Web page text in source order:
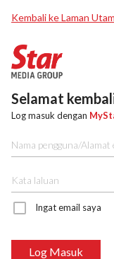
Kembali ke Laman
Selamat
Log masuk dengan
Ingat email saya
Log Masuk